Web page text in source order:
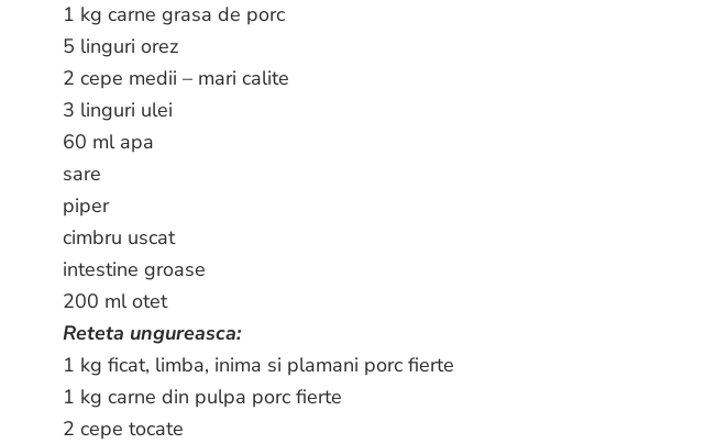
1 kg carne grasa de porc
5 linguri orez
2 cepe medii – mari calite
3 linguri ulei
60 ml apa
sare
piper
cimbru uscat
intestine groase
200 ml otet
Reteta ungureasca:
1 kg ficat, limba, inima si plamani porc fierte
1 kg carne din pulpa porc fierte
2 cepe tocate